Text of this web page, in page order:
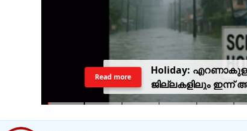
Holiday:
ജില്ലകളിലും ഇന്ന്
Read more